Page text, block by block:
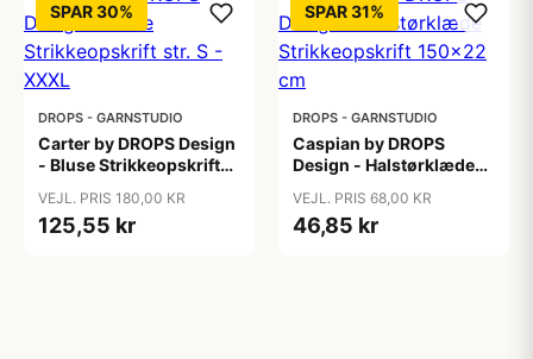
SPAR 30%
DROPS - GARNSTUDIO
Carter by DROPS Design
- Bluse Strikkeopskrift
VEJL. PRIS 180,00 KR
125,55 kr
SPAR 31%
DROPS - GARNSTUDIO
Caspian by DROPS
Design - Halstørklæde
cm
VEJL. PRIS 68,00 KR
46,85 kr